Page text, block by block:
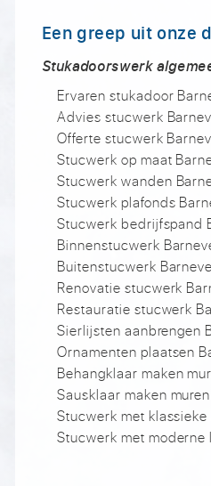
Een greep uit onze
Stukadoorswerk
Ervaren stukadoor
Advies stucwerk
Offerte stucwerk
Stucwerk op maat
Stucwerk wanden
Stucwerk plafonds
Stucwerk bedrijfspand
Binnenstucwerk
Buitenstucwerk
Renovatie stucwerk
Restauratie stucwerk
Sierlijsten aanbrengen
Ornamenten plaatsen
Behangklaar maken
Sausklaar maken
Stucwerk met
Stucwerk met moderne